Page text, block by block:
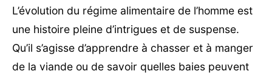
L’évolution du régime alimentaire de l’homme est
une histoire pleine d’intrigues et de suspense.
Qu’il s’agisse d’apprendre à chasser et à manger
de la viande ou de savoir quelles baies peuvent